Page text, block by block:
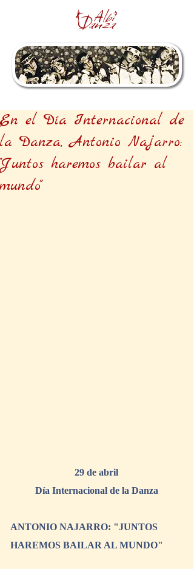
En el Día Internacional de
la Danza, Antonio Najarro:
"Juntos haremos bailar al
mundo"
29 de abril
Día Internacional de la Danza
ANTONIO NAJARRO: "JUNTOS
HAREMOS BAILAR AL MUNDO"